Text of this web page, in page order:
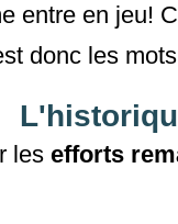
entre en jeu!
donc les
les efforts